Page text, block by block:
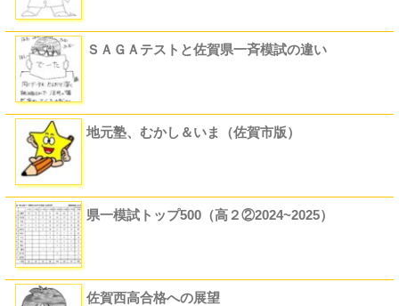
ＳＡＧＡテストと佐賀県一斉模試の違い
地元塾、むかし＆いま（佐賀市版）
県一模試トップ500（高２②2024~2025）
佐賀西高合格への展望